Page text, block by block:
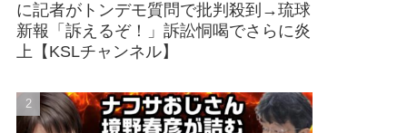
に記者がトンデモ質問で批判殺到→琉球
新報「訴えるぞ！」訴訟恫喝でさらに炎
上【KSLチャンネル】